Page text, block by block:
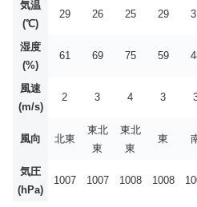
気温
(℃)
29 26 25 29
湿度
(%)
61 69 75 59
風速
(m/s)
2 3 4 3
風向 北東
東北
東
東北
東
東
気圧
(hPa)
1007 1007 1008 1008